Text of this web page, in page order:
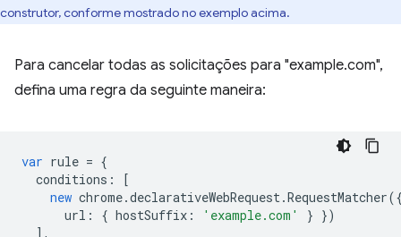
construtor, conforme mostrado no exemplo acima.
Para cancelar todas as solicitações para "example.com",
defina uma regra da seguinte maneira:
var rule = {
conditions :
[
new chrome.declarativeWebRequest.RequestMatcher
url : { hostSuffix : 'example.com' } })
],